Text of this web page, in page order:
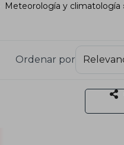
Meteorología y climatología
Ordenar por